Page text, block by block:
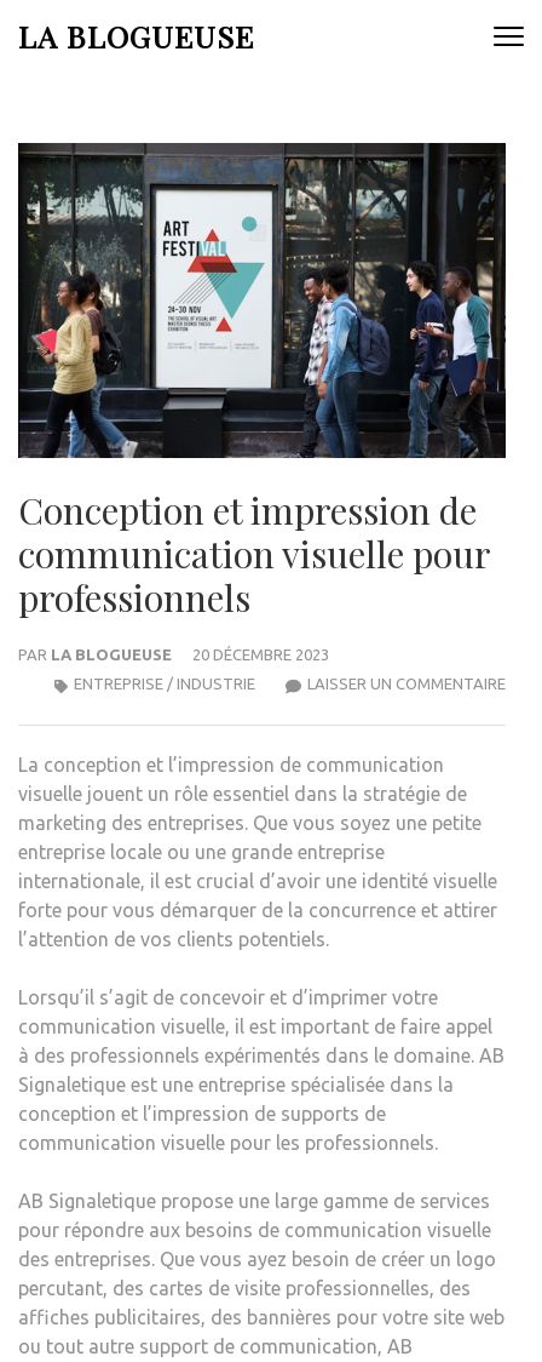
auLA BLOGUEUSE
Conception et impression de
communication visuelle pour
professionnels
PAR LA BLOGUEUSE
20 DÉCEMBRE 2023
LAISSER UN COMMENTAIRE
ENTREPRISE / INDUSTRIE
La conception et l’impression de communication
visuelle jouent un rôle essentiel dans la stratégie de
marketing des entreprises. Que vous soyez une petite
entreprise locale ou une grande entreprise
internationale, il est crucial d’avoir une identité visuelle
forte pour vous démarquer de la concurrence et attirer
l’attention de vos clients potentiels.
Lorsqu’il s’agit de concevoir et d’imprimer votre
communication visuelle, il est important de faire appel
à des professionnels expérimentés dans le domaine. AB
Signaletique est une entreprise spécialisée dans la
conception et l’impression de supports de
communication visuelle pour les professionnels.
AB Signaletique propose une large gamme de services
pour répondre aux besoins de communication visuelle
des entreprises. Que vous ayez besoin de créer un logo
percutant, des cartes de visite professionnelles, des
affiches publicitaires, des bannières pour votre site web
ou tout autre support de communication, AB